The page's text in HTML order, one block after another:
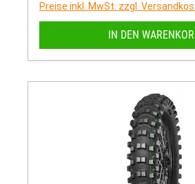
Preise inkl. MwSt. zzgl.
IN DEN